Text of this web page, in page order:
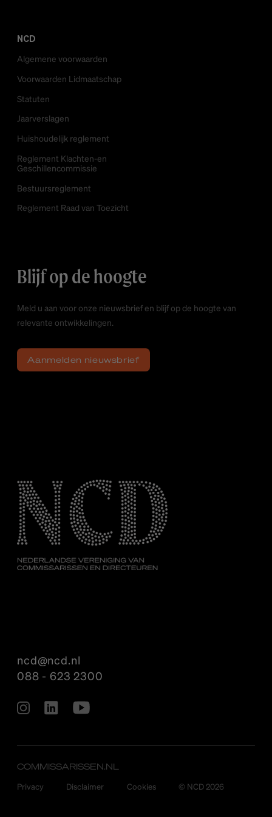
NCD
Algemene voorwaarden
Voorwaarden Lidmaatschap
Statuten
Jaarverslagen
Huishoudelijk reglement
Reglement Klachten-en
Geschillencommissie
Bestuursreglement
Reglement Raad van Toezicht
Blijf op de hoogte
Meld u aan voor onze nieuwsbrief en blijf op de hoogte van
relevante ontwikkelingen.
Aanmelden nieuwsbrief
ncd@ncd.nl
088 - 623 2300
COMMISSARISSEN.NL
Privacy
Disclaimer Cookies © NCD 2026